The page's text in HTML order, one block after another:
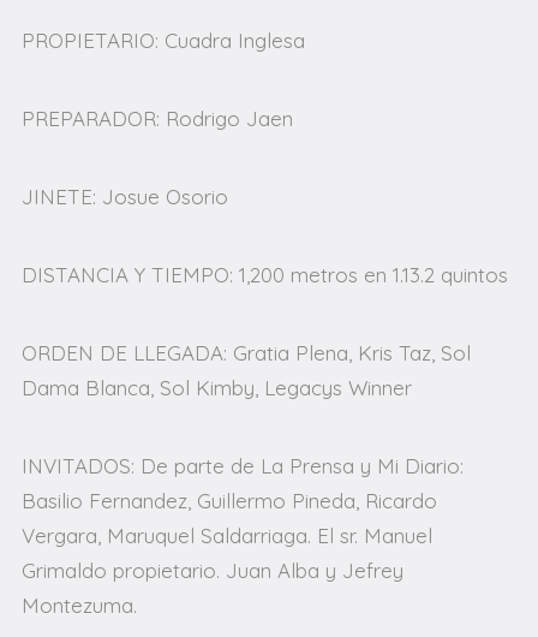
PROPIETARIO: Cuadra Inglesa
PREPARADOR: Rodrigo Jaen
JINETE: Josue Osorio
DISTANCIA Y TIEMPO: 1,200 metros en 1.13.2 quintos
ORDEN DE LLEGADA: Gratia Plena, Kris Taz, Sol
Dama Blanca, Sol Kimby, Legacys Winner
INVITADOS: De parte de La Prensa y Mi Diario:
Basilio Fernandez, Guillermo Pineda, Ricardo
Vergara, Maruquel Saldarriaga. El sr. Manuel
Grimaldo propietario. Juan Alba y Jefrey
Montezuma.